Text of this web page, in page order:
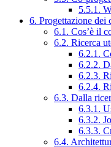
5.5.1.
6. Progettazione dei
6.1. Cos’è il
6.2. Ricerca
6.2.1.
6.2.2.
6.2.3.
6.2.4.
6.3. Dalla
6.3.1.
6.3.2.
6.3.3.
6.4.